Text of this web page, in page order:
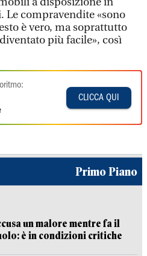
compravendite «sono
è vero, ma soprattutto
più facile», così
CLICCA QUI
Primo Piano
un malore mentre fa il
è in condizioni critiche